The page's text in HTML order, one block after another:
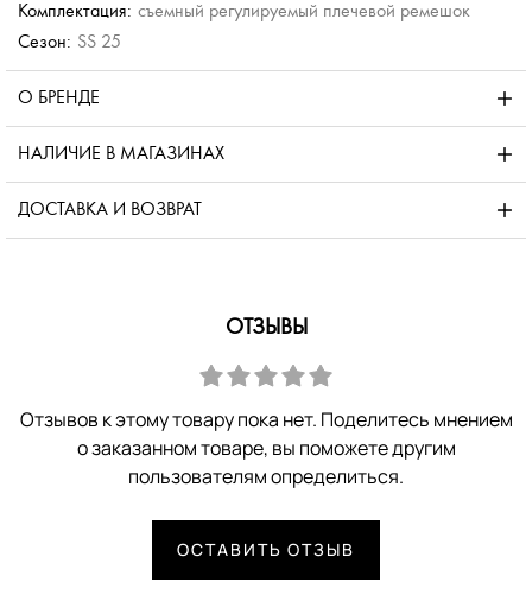
Комплектация: съемный регулируемый плечевой ремешок
Сезон: SS 25
О БРЕНДЕ
НАЛИЧИЕ В МАГАЗИНАХ
ДОСТАВКА И ВОЗВРАТ
ОТЗЫВЫ
Отзывов к этому товару пока нет. Поделитесь мнением
о заказанном товаре, вы поможете другим
пользователям определиться.
ОСТАВИТЬ ОТЗЫВ